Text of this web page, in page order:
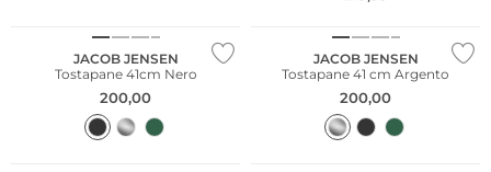
JACOB JENSEN
Tostapane 41cm Nero
200,00
JACOB JENSEN
Tostapane 41 cm Argento
200,00